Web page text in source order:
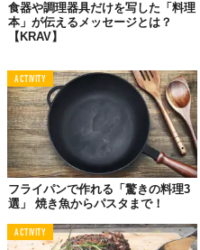
やがて、フライパンからいい香
くまで目安。鼻で感じましょう
るけど、やっぱりその場でアー
マイ。
そうそう、唐辛子。
これは好みだけど、辛いの好き
よりも、ちょっとだけソースの
スメ。辛味成分カプサイシンは
ンニクと一緒に火にかけるわけ
は熱々の状態よりもむしろ落ち
食器や調理器具だけを写した「料理
本」が伝えるメッセージとは？
【KRAV】
ACTIVITY
フライパンで作れる「驚きの料理3
選」 焼き魚からパスタまで！
ACTIVITY